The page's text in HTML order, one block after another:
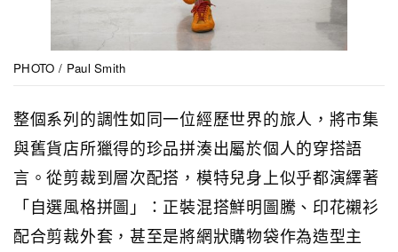
PHOTO / Paul Smith
整個系列的調性如同一位經歷世界的旅人，將市集
與舊貨店所獵得的珍品拼湊出屬於個人的穿搭語
言。從剪裁到層次配搭，模特兒身上似乎都演繹著
「自選風格拼圖」：正裝混搭鮮明圖騰、印花襯衫
配合剪裁外套，甚至是將網狀購物袋作為造型主